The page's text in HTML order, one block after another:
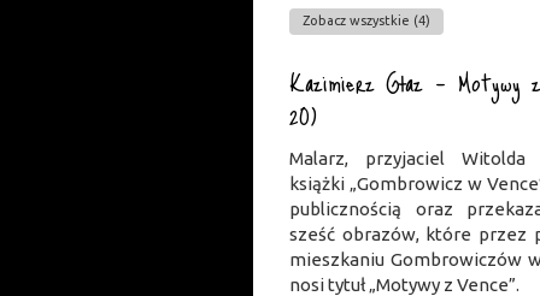
Zobacz wszystkie (4)
Kazimierz Głaz – Motywy
20)
Malarz, przyjaciel Witolda
książki „Gombrowicz w
publicznością oraz
sześć obrazów, które przez
mieszkaniu Gombrowiczów
nosi tytuł „Motywy z Vence”.